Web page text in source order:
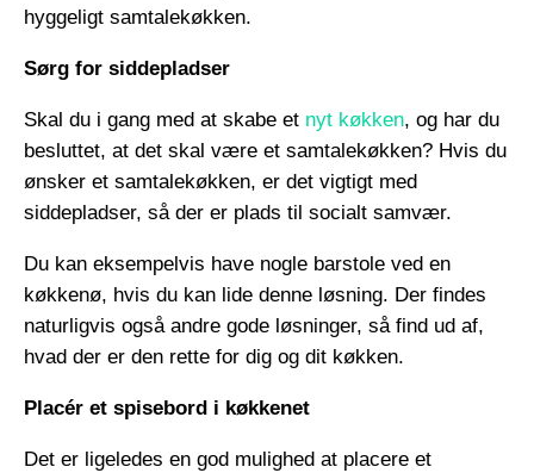
hyggeligt samtalekøkken.
Sørg for siddepladser
Skal du i gang med at skabe et nyt køkken, og har du
besluttet, at det skal være et samtalekøkken? Hvis du
ønsker et samtalekøkken, er det vigtigt med
siddepladser, så der er plads til socialt samvær.
Du kan eksempelvis have nogle barstole ved en
køkkenø, hvis du kan lide denne løsning. Der findes
naturligvis også andre gode løsninger, så find ud af,
hvad der er den rette for dig og dit køkken.
Placér et spisebord i køkkenet
Det er ligeledes en god mulighed at placere et